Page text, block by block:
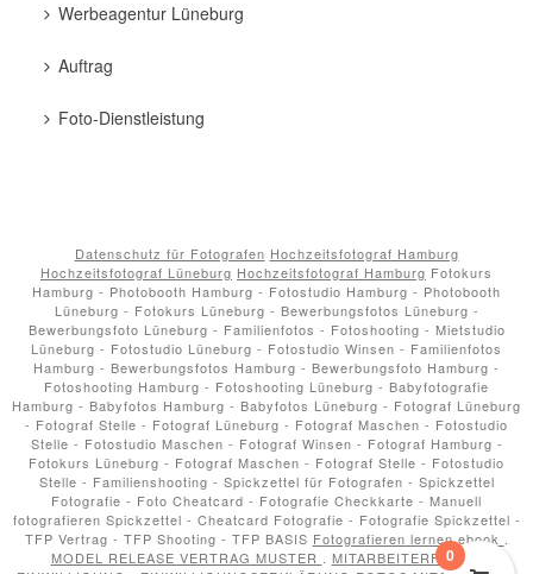
Werbeagentur Lüneburg
Auftrag
Foto-Dienstleistung
Datenschutz für Fotografen Hochzeitsfotograf Hamburg
Hochzeitsfotograf Lüneburg Hochzeitsfotograf Hamburg Fotokurs
Hamburg - Photobooth Hamburg - Fotostudio Hamburg - Photobooth
Lüneburg - Fotokurs Lüneburg - Bewerbungsfotos Lüneburg -
Bewerbungsfoto Lüneburg - Familienfotos - Fotoshooting - Mietstudio
Lüneburg - Fotostudio Lüneburg - Fotostudio Winsen - Familienfotos
Hamburg - Bewerbungsfotos Hamburg - Bewerbungsfoto Hamburg -
Fotoshooting Hamburg - Fotoshooting Lüneburg - Babyfotografie
Hamburg - Babyfotos Hamburg - Babyfotos Lüneburg - Fotograf Lüneburg
- Fotograf Stelle - Fotograf Lüneburg - Fotograf Maschen - Fotostudio
Stelle - Fotostudio Maschen - Fotograf Winsen - Fotograf Hamburg -
Fotokurs Lüneburg - Fotograf Maschen - Fotograf Stelle - Fotostudio
Stelle - Familienshooting - Spickzettel für Fotografen - Spickzettel
Fotografie - Foto Cheatcard - Fotografie Checkkarte - Manuell
fotografieren Spickzettel - Cheatcard Fotografie - Fotografie Spickzettel -
TFP Vertrag - TFP Shooting - TFP BASIS Fotografieren lernen ebook .
MODEL RELEASE VERTRAG MUSTER . MITARBEITERFOTOS
0